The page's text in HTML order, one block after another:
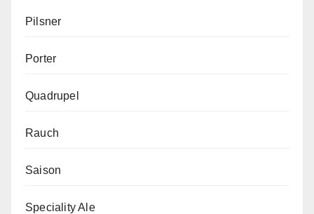
Pilsner
Porter
Quadrupel
Rauch
Saison
Speciality Ale